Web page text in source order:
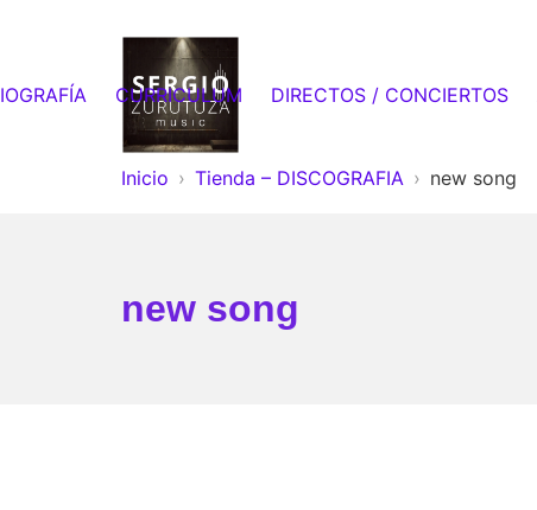
contenido
Sergio Zurutuza Music
CURRICULUM DIRECTOS / CONCIERTOS
Inicio Tienda – DISCOGRAFIA new song
new song